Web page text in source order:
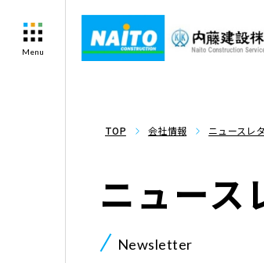
Menu
TOP 会社情報 ニュースレ
Newsletter
ニュース